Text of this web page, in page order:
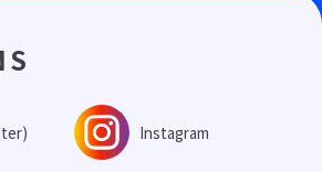
Instagram